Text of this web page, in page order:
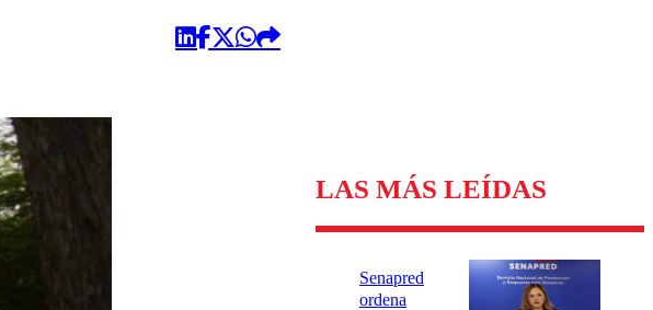
LAS MÁS LEÍDAS
Senapred
ordena